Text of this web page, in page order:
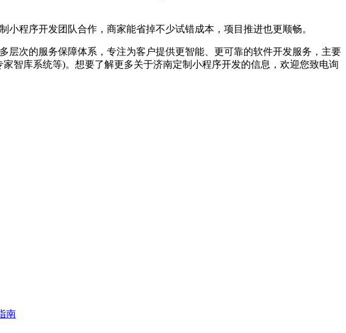
程序开发团队合作，商家能省掉不少试错成本，项目推进也更顺畅。
次的服务保障体系，专注为客户提供更智能、更可靠的软件开发服务，主要
智库系统等)。想要了解更多关于济南定制小程序开发的信息，欢迎您致电询
南